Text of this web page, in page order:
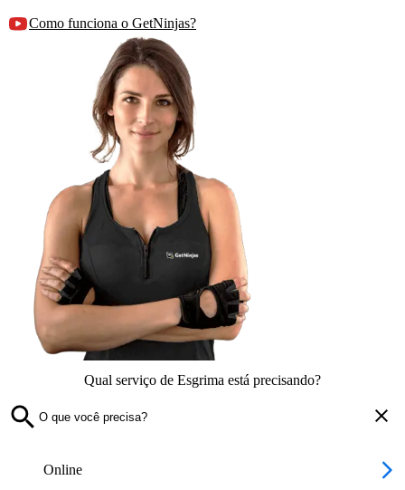
Como funciona o GetNinjas?
Qual serviço de Esgrima está precisando?
Online